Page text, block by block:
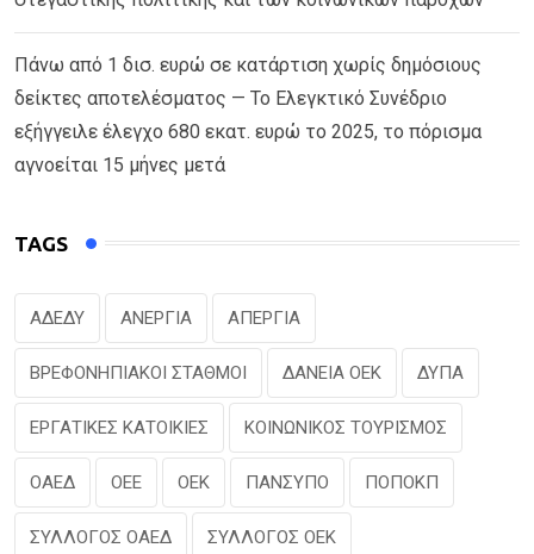
Πάνω από 1 δισ. ευρώ σε κατάρτιση χωρίς δημόσιους
δείκτες αποτελέσματος — Το Ελεγκτικό Συνέδριο
εξήγγειλε έλεγχο 680 εκατ. ευρώ το 2025, το πόρισμα
αγνοείται 15 μήνες μετά
TAGS
ΑΔΕΔΥ ΑΝΕΡΓΙΑ ΑΠΕΡΓΙΑ
ΒΡΕΦΟΝΗΠΙΑΚΟΙ ΣΤΑΘΜΟΙ ΔΑΝΕΙΑ ΟΕΚ ΔΥΠΑ
ΕΡΓΑΤΙΚΕΣ ΚΑΤΟΙΚΙΕΣ ΚΟΙΝΩΝΙΚΟΣ ΤΟΥΡΙΣΜΟΣ
ΟΑΕΔ ΟΕΕ ΟΕΚ ΠΑΝΣΥΠΟ ΠΟΠΟΚΠ
ΣΥΛΛΟΓΟΣ ΟΑΕΔ ΣΥΛΛΟΓΟΣ ΟΕΚ